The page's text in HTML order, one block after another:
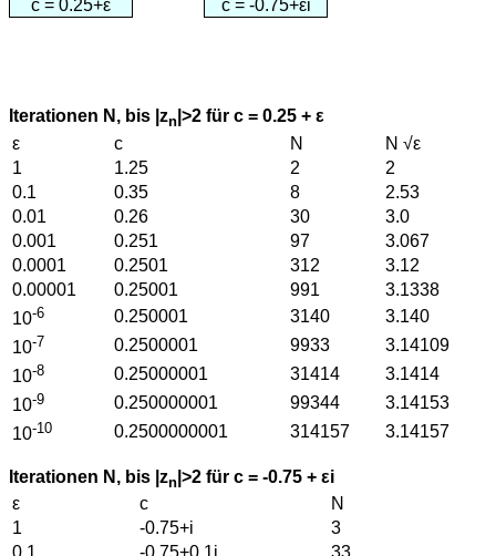
Iterationen N, bis |zn |>2 für c = 0.25 + ε
ε
c N
N √ε
1
1.25 2
2
0.1
0.35 8
2.53
0.01
0.26 30
3.0
0.001
0.251 97
3.067
0.0001
0.2501 312
3.12
0.00001
0.25001 991
3.1338
10-6 0.250001 3140
3.140
10-7 0.2500001 9933
3.14109
10-8 0.25000001 31414
3.1414
10-9 0.250000001 99344
3.14153
10-10 0.2500000001 314157 3.14157
Iterationen N, bis |zn |>2 für c = -0.75 + εi
ε
c
N
1
-0.75+i
3
0.1
-0.75+0.1i 33